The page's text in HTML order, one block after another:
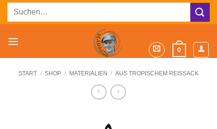
ZumSuchen
0
START / SHOP / MATERIALIEN / AUS TROPISCHEM REISSACK